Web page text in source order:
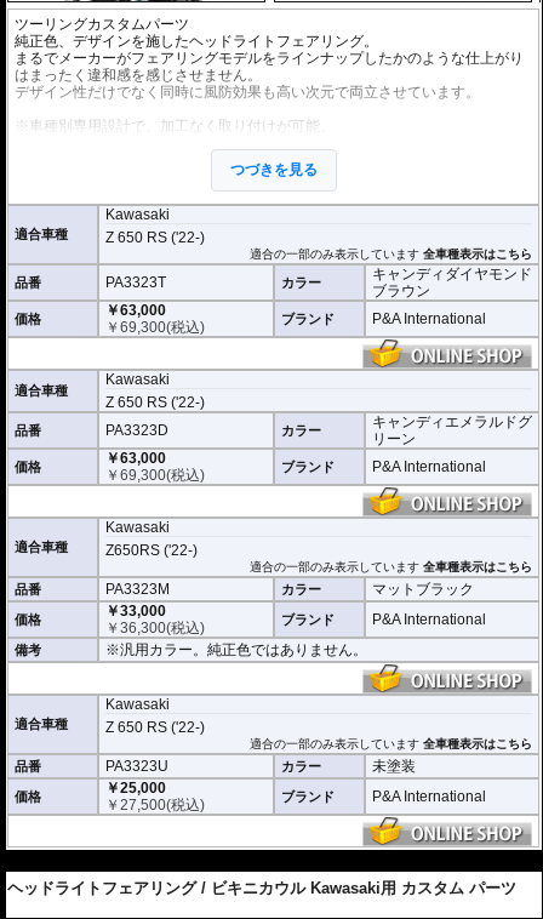
ツーリングカスタムパーツ
純正色、デザインを施したヘッドライトフェアリング。
まるでメーカーがフェアリングモデルをラインナップしたかのような仕上がり
はまったく違和感を感じさせません。
デザイン性だけでなく同時に風防効果も高い次元で両立させています。
※車種別専用設計で、加工なく取り付けが可能。
つづきを見る
適合車種
Kawasaki
Z 650 RS ('22-)
適合の一部のみ表示しています全車種表示はこちら
品番 PA3323T カラー
キャンディダイヤモンド
ブラウン
価格
￥63,000
￥69,300(税込) ブランド P&A International
適合車種
Kawasaki
Z 650 RS ('22-)
品番 PA3323D カラー
キャンディエメラルドグ
リーン
価格
￥63,000
￥69,300(税込) ブランド P&A International
適合車種
Kawasaki
Z650RS ('22-)
適合の一部のみ表示しています全車種表示はこちら
品番 PA3323M カラー マットブラック
価格
￥33,000
￥36,300(税込) ブランド P&A International
備考 ※汎用カラー。純正色ではありません。
適合車種
Kawasaki
Z 650 RS ('22-)
適合の一部のみ表示しています全車種表示はこちら
品番 PA3323U カラー 未塗装
価格
￥25,000
￥27,500(税込) ブランド P&A International
ヘッドライトフェアリング / ビキニカウル Kawasaki用 カスタム パーツ